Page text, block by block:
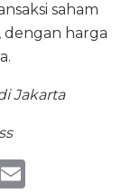
saham
dengan harga
Jakarta